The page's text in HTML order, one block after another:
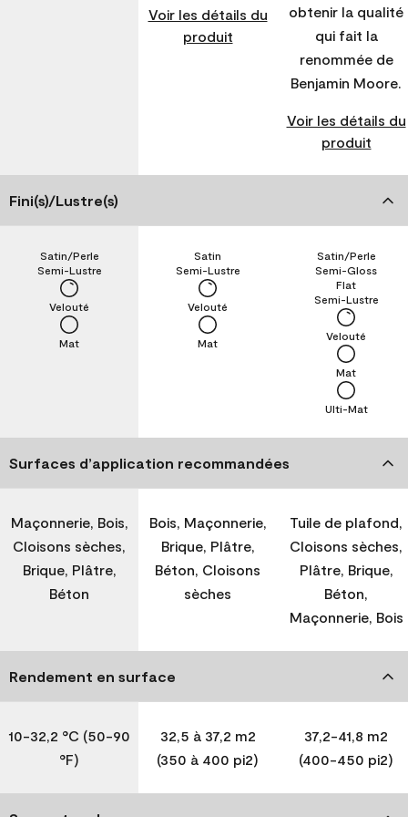
Voir les détails du
produit
obtenir la qualité
qui fait la
renommée de
Benjamin Moore.
Voir les détails du
produit
Fini(s)/Lustre(s)
Mat
Velouté
Semi-Lustre
Satin/Perle
Mat
Velouté
Semi-Lustre
Satin
Ulti-Mat
Mat
Velouté
Semi-Lustre
Flat
Semi-Gloss
Satin/Perle
Surfaces d’application recommandées
Maçonnerie, Bois,
Cloisons sèches,
Brique, Plâtre,
Béton
Bois, Maçonnerie,
Brique, Plâtre,
Béton, Cloisons
sèches
Tuile de plafond,
Cloisons sèches,
Plâtre, Brique,
Béton,
Maçonnerie, Bois
Rendement en surface
10-32,2 °C (50-90
°F)
32,5 à 37,2 m2
(350 à 400 pi2)
37,2-41,8 m2
(400-450 pi2)